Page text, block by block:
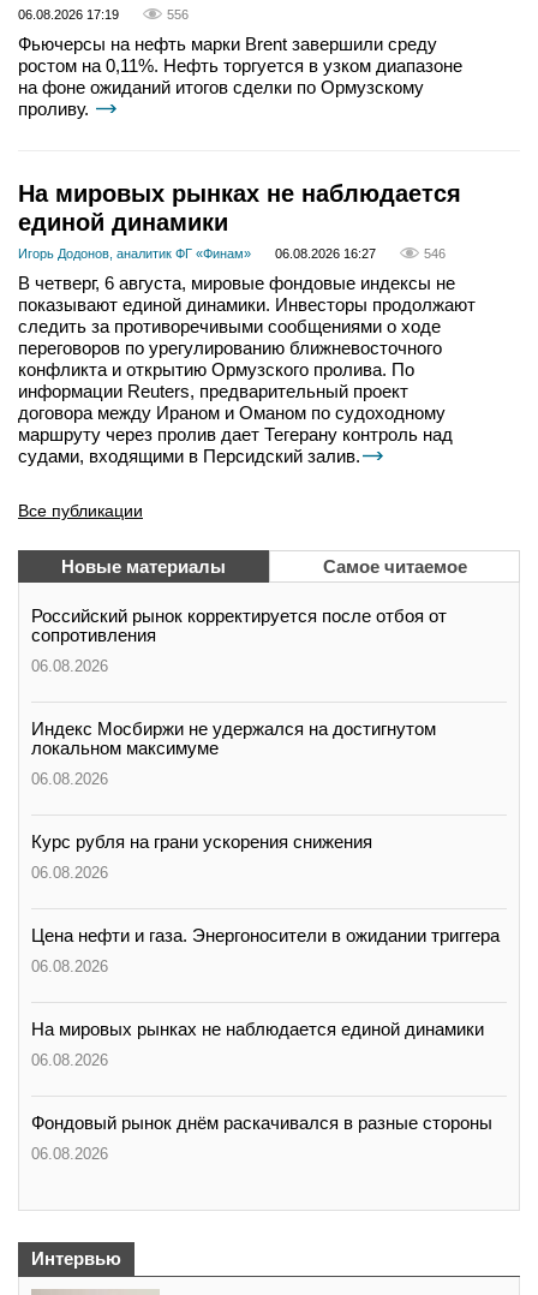
06.08.2026 17:19
556
Фьючерсы на нефть марки Brent завершили среду
ростом на 0,11%. Нефть торгуется в узком диапазоне
на фоне ожиданий итогов сделки по Ормузскому
проливу.
На мировых рынках не наблюдается
единой динамики
Игорь Додонов, аналитик ФГ «Финам» 06.08.2026 16:27 546
В четверг, 6 августа, мировые фондовые индексы не
показывают единой динамики. Инвесторы продолжают
следить за противоречивыми сообщениями о ходе
переговоров по урегулированию ближневосточного
конфликта и открытию Ормузского пролива. По
информации Reuters, предварительный проект
договора между Ираном и Оманом по судоходному
маршруту через пролив дает Тегерану контроль над
судами, входящими в Персидский залив.
Все публикации
Новые материалы Самое читаемое
Российский рынок корректируется после отбоя от
сопротивления
06.08.2026
Индекс Мосбиржи не удержался на достигнутом
локальном максимуме
06.08.2026
Курс рубля на грани ускорения снижения
06.08.2026
Цена нефти и газа. Энергоносители в ожидании триггера
06.08.2026
На мировых рынках не наблюдается единой динамики
06.08.2026
Фондовый рынок днём раскачивался в разные стороны
06.08.2026
Интервью